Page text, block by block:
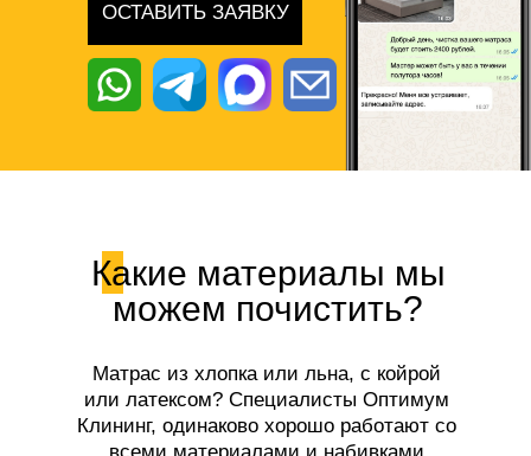
ОСТАВИТЬ ЗАЯВКУ
Какие материалы мы
можем почистить?
Матрас из хлопка или льна, с койрой
или латексом? Специалисты Оптимум
Клининг, одинаково хорошо работают со